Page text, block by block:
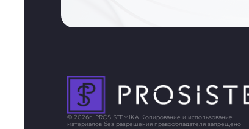
© 2026г. PROSISTEMIKA Копирование и использование
материалов без разрешения правообладателя запрещено